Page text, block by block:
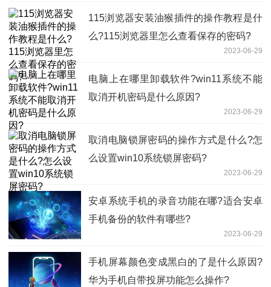
115浏览器安装油猴插件的操作教程是什
么?115浏览器里怎么查看保存的密码?
2023-06-29
电脑上在哪里卸载软件?win11系统不能
取消开机密码是什么原因?
2023-06-29
取消电脑锁屏密码的操作方式是什么?怎
么设置win10系统锁屏密码?
2023-06-29
安卓系统手机的录音功能在哪?适合安卓
手机备份的软件有哪些?
2023-06-29
手机屏幕颜色变成黑白的了是什么原因?
华为手机自带投屏功能怎么操作?